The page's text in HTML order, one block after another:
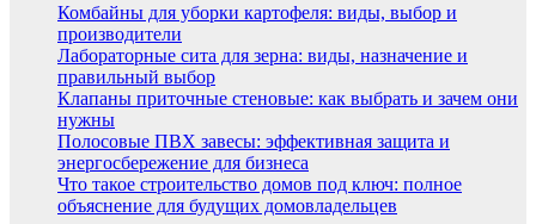
Комбайны для уборки картофеля: виды, выбор и
производители
Лабораторные сита для зерна: виды, назначение и
правильный выбор
Клапаны приточные стеновые: как выбрать и зачем они
нужны
Полосовые ПВХ завесы: эффективная защита и
энергосбережение для бизнеса
Что такое строительство домов под ключ: полное
объяснение для будущих домовладельцев